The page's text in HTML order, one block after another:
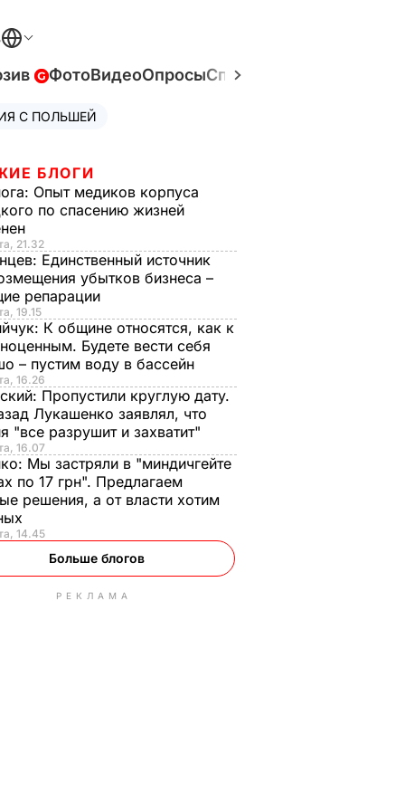
ФотоВидеоОпросыСпецпроекты
С ПОЛЬШЕЙ
БЛОГИ
Опыт медиков корпуса
по спасению жизней
21.32
Единственный источник
убытков бизнеса –
репарации
19.15
К общине относятся, как к
Будете вести себя
– пустим воду в бассейн
16.26
Пропустили круглую дату.
Лукашенко заявлял, что
"все разрушит и захватит"
16.07
Мы застряли в "миндичгейте
по 17 грн". Предлагаем
решения, а от власти хотим
14.45
Больше блогов
РЕКЛАМА